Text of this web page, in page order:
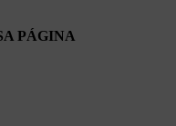
PÁGINA